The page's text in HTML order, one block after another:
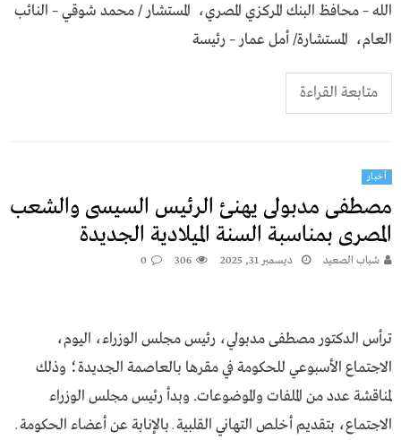
الله – محافظ البنك المركزي المصري، المستشار / محمد شوقي – النائب
العام، المستشارة/ أمل عمار – رئيسة
متابعة القراءة
أخبار
مصطفى مدبولى يهنئ الرئيس السيسى والشعب
المصرى بمناسبة السنة الميلادية الجديدة
شباب الصعيد ديسمبر 31, 2025 306
0
ترأس الدكتور مصطفى مدبولي، رئيس مجلس الوزراء، اليوم،
الاجتماع الأسبوعي للحكومة في مقرها بالعاصمة الجديدة؛ وذلك
لمناقشة عدد من الملفات والموضوعات. وبدأ رئيس مجلس الوزراء
الاجتماع، بتقديم أخلص التهاني القلبية ـ بالإنابة عن أعضاء الحكومة ـ